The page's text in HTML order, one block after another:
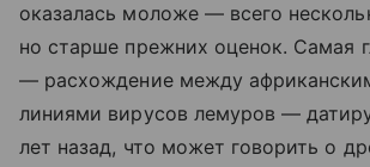
оказалась моложе — всего
но старше прежних оценок. Самая
— расхождение между
линиями вирусов лемуров —
лет назад, что может говорить о